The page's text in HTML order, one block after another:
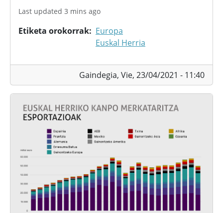
Last updated 3 mins ago
Etiketa orokorrak
Europa
Euskal Herria
Gaindegia, Vie, 23/04/2021 - 11:40